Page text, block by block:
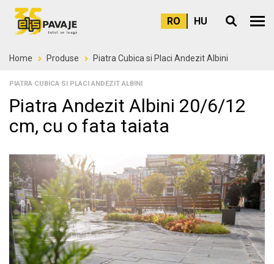
RO HU Meniu
Home Produse Piatra Cubica si Placi Andezit Albini
PIATRA CUBICA SI PLACI ANDEZIT ALBINI
Piatra Andezit Albini 20/6/12
cm, cu o fata taiata